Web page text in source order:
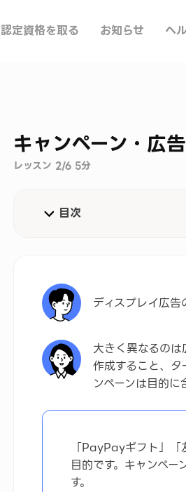
認定資格を取る お知らせ ヘ
レッスン 2/6 5分
キャンペーン・広
目次
「キャンペーン目的」選択
画像を準備しましょう
ターゲティング設定を決め
1日の予算を決めましょう
同一ユーザーへの広告表
ディスプレイ広告
大きく異なるの
作成すること、タ
ンペーンは目的に
「PayPayギフト」
目的です。キャンペ
す。